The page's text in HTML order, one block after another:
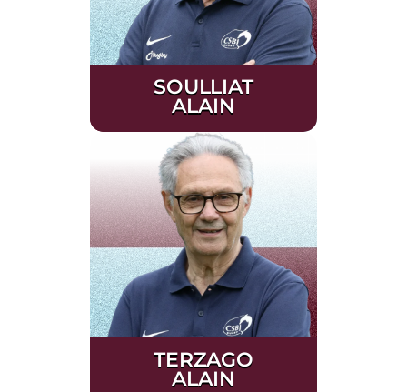
SOULLIAT
ALAIN
TERZAGO
ALAIN